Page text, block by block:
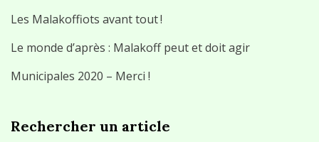
Les Malakoffiots avant tout !
Le monde d’après : Malakoff peut et doit agir
Municipales 2020 – Merci !
Rechercher un article